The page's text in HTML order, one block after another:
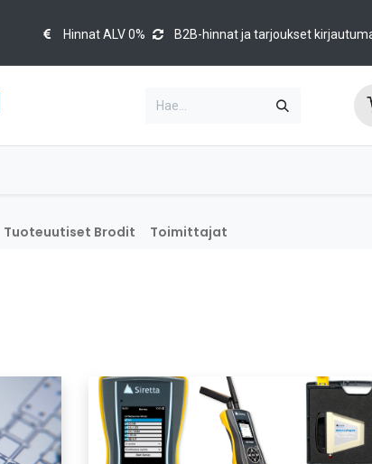
Hinnat ALV 0% B2B-hinnat ja tarjoukset
Tuoteuutiset Brodit Toimittajat